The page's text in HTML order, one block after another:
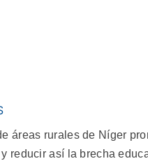
áreas rurales de Níger
reducir así la brecha